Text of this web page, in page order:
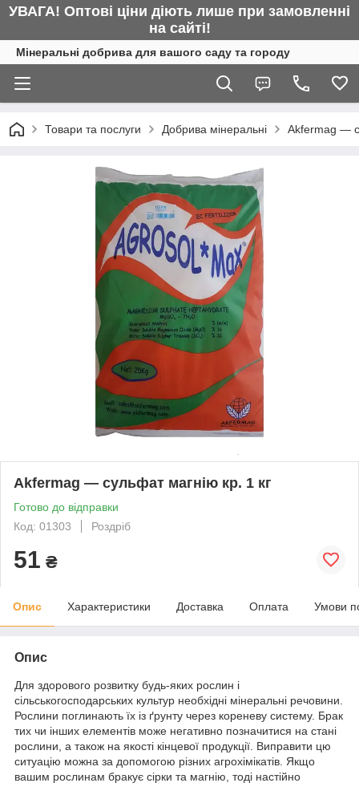
УВАГА! Оптові ціни діють лише при замовленні
на сайті!
Мінеральні добрива для вашого саду та городу
Товари та послуги Добрива мінеральні Akfermag —
Akfermag — сульфат магнію кр. 1 кг
Готово до відправки
Код: 01303
Роздріб
51 ₴
Опис Характеристики Доставка Оплата Умови
Опис
Для здорового розвитку будь-яких рослин і
сільськогосподарських культур необхідні мінеральні речовини.
Рослини поглинають їх із ґрунту через кореневу систему. Брак
тих чи інших елементів може негативно позначитися на стані
рослини, а також на якості кінцевої продукції. Виправити цю
ситуацію можна за допомогою різних агрохімікатів. Якщо
вашим рослинам бракує сірки та магнію, тоді настійно